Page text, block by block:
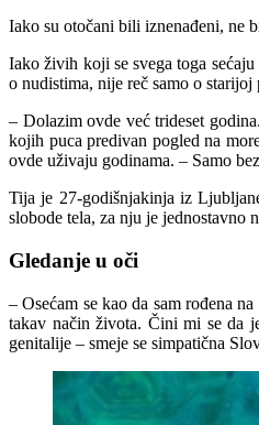
Iako su otočani bili iznenađeni, ne
Iako živih koji se svega toga
o nudistima, nije reč samo o
– Dolazim ovde već trideset
kojih puca predivan pogled na
ovde uživaju godinama. – Samo
Tija je 27-godišnjakinja iz
slobode tela, za nju je jednostavno
Gledanje u oči
– Osećam se kao da sam rođena
takav način života. Čini mi se da
genitalije – smeje se simpatična